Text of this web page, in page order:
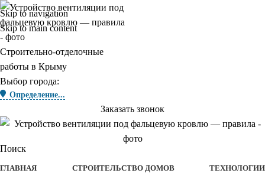
Skip to navigation
Skip to main content
Строительно-отделочные
работы в Крыму
Выбор города:
Определение...
Заказать звонок
Поиск
ГЛАВНАЯ СТРОИТЕЛЬСТВО ДОМОВ ТЕХНОЛОГИИ